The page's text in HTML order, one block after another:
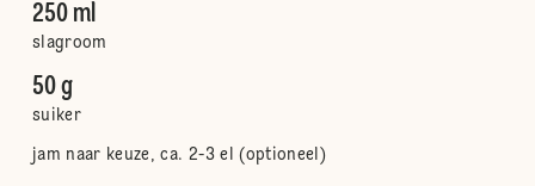
250 ml
slagroom
50 g
suiker
jam naar keuze, ca. 2-3 el (optioneel)